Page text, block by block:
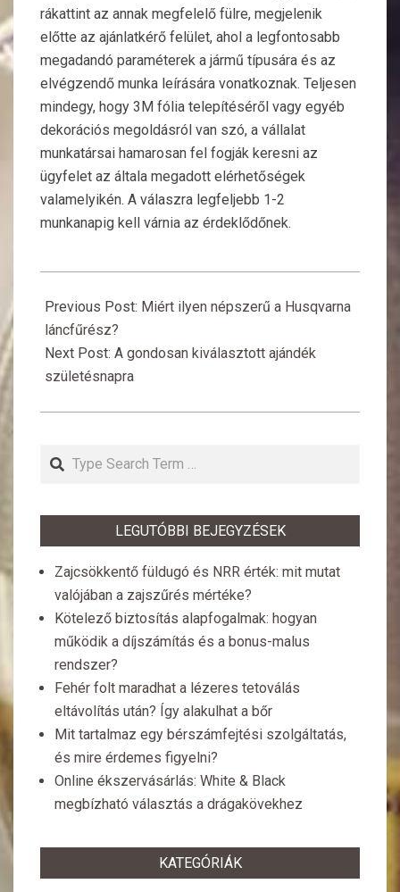
rákattint az annak megfelelő fülre, megjelenik
előtte az ajánlatkérő felület, ahol a legfontosabb
megadandó paraméterek a jármű típusára és az
elvégzendő munka leírására vonatkoznak. Teljesen
mindegy, hogy 3M fólia telepítéséről vagy egyéb
dekorációs megoldásról van szó, a vállalat
munkatársai hamarosan fel fogják keresni az
ügyfelet az általa megadott elérhetőségek
valamelyikén. A válaszra legfeljebb 1-2
munkanapig kell várnia az érdeklődőnek.
02-
04
Previous Post: Miért ilyen népszerű a Husqvarna
láncfűrész?
Next Post: A gondosan kiválasztott ajándék
születésnapra
Search
LEGUTÓBBI BEJEGYZÉSEK
Zajcsökkentő füldugó és NRR érték: mit mutat
valójában a zajszűrés mértéke?
Kötelező biztosítás alapfogalmak: hogyan
működik a díjszámítás és a bonus-malus
rendszer?
Fehér folt maradhat a lézeres tetoválás
eltávolítás után? Így alakulhat a bőr
Mit tartalmaz egy bérszámfejtési szolgáltatás,
és mire érdemes figyelni?
Online ékszervásárlás: White & Black
megbízható választás a drágakövekhez
KATEGÓRIÁK